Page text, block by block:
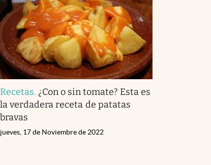
Recetas. ¿Con o sin tomate? Esta es
la verdadera receta de patatas
bravas
jueves, 17 de Noviembre de 2022